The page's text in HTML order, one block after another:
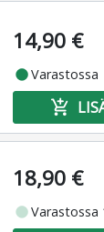
14,90 €
fiber_manual_recordVarastossa
add_shopping_cart
18,90 €
fiber_manual_recordVarastossa